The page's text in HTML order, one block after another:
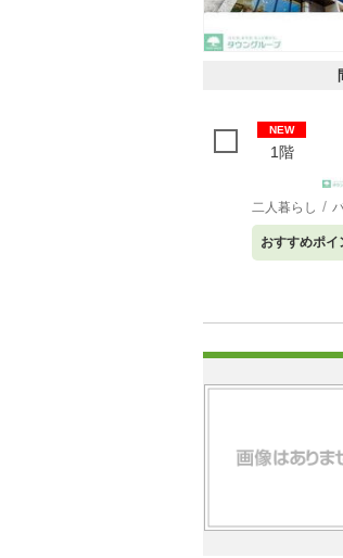
NEW
1階
二人暮らし
おすすめポイ